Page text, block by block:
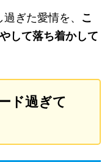
ぎた愛情を、 こ
して落ち着かして
ド過ぎて